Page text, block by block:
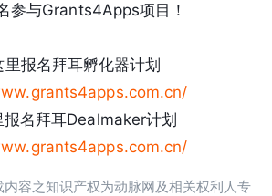
参与Grants4Apps项目！
里报名拜耳孵化器计划
报名拜耳Dealmaker计划
容之知识产权为动脉网及相关权利人专